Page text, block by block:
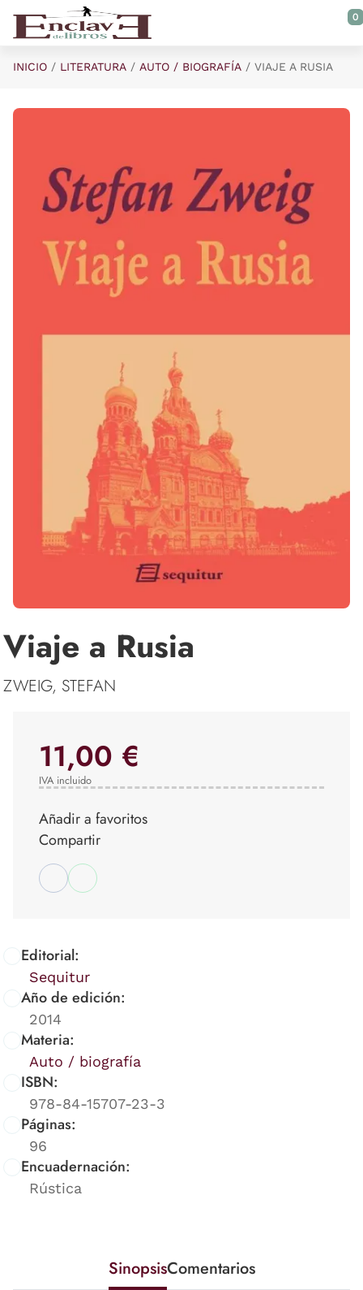
Saltar al contenido principal
0
INICIO LITERATURA AUTO / BIOGRAFÍA VIAJE A RUSIA
Viaje a Rusia
ZWEIG, STEFAN
Editorial:
Sequitur
Año de edición:
2014
Materia:
Auto / biografía
ISBN:
978-84-15707-23-3
Páginas:
96
Encuadernación:
Rústica
11,00 €
IVA incluido
Añadir a favoritos
Compartir
SinopsisComentarios